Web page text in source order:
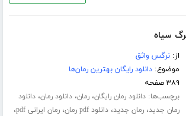
سیاه
از:نرگس واثق
موضوع:دانلود رایگان بهترین رمان‌ها
۳۸۹ صفحه
برچسب‌ها:دانلود رمان رایگان،رمان،دانلود رمان،دانلود
رمان جدید،رمان جدید،دانلود pdf رمان ،رمان ایرانی pdf ،